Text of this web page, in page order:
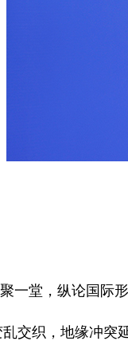
一堂，纵论国际
交织，地缘冲突